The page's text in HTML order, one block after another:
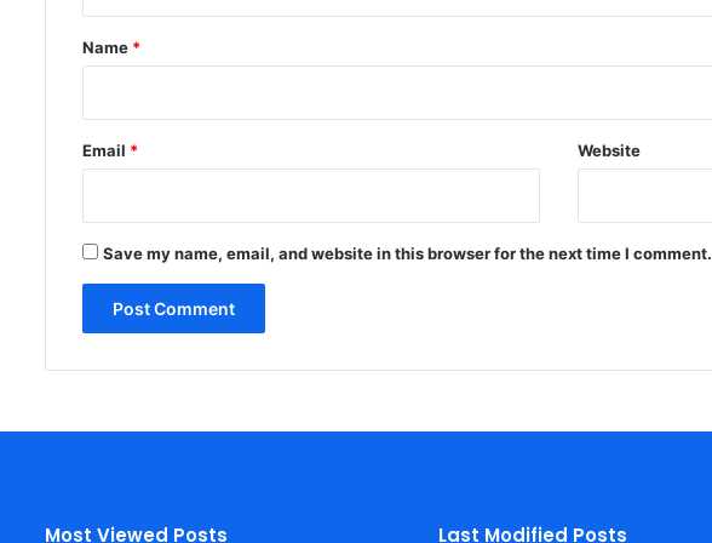
*
Name *
Email * Website
Save my name, email, and website in this browser for the next time I comment.
Most Viewed Posts Last Modified Posts